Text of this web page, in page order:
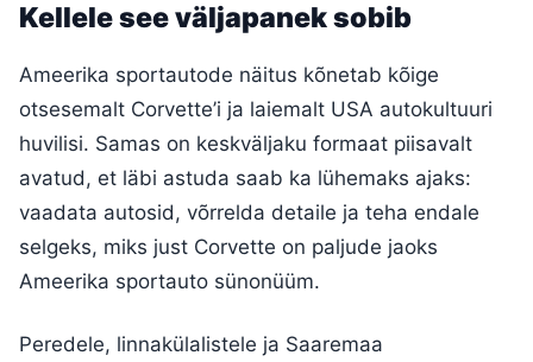
Kellele see väljapanek sobib
Ameerika sportautode näitus kõnetab kõige
otsesemalt Corvette’i ja laiemalt USA autokultuuri
huvilisi. Samas on keskväljaku formaat piisavalt
avatud, et läbi astuda saab ka lühemaks ajaks:
vaadata autosid, võrrelda detaile ja teha endale
selgeks, miks just Corvette on paljude jaoks
Ameerika sportauto sünonüüm.
Peredele, linnakülalistele ja Saaremaa